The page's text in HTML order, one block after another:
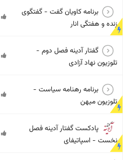
برنامه کاویان گفت - گفتگوی
زنده و هفتگی انار
گفتار آدینه فصل دوم -
تلوزیون نهاد آزادی
برنامه رهنامه سیاست -
تلوزیون میهن
پادکست گفتار آدینه فصل
نخست - اسپاتیفای